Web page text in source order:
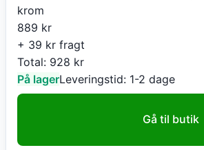
krom
889 kr
+ 39 kr fragt
Total: 928 kr
På lagerLeveringstid: 1-2 dage
Gå til butik